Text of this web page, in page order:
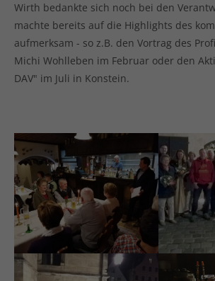
Wirth bedankte sich noch bei den
machte bereits auf die Highlights des
aufmerksam - so z.B. den Vortrag des
Michi Wohlleben im Februar oder den
DAV" im Juli in Konstein.